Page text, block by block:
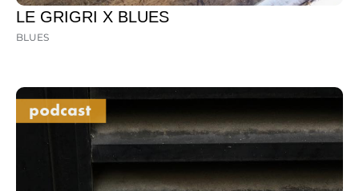
LE GRIGRI X BLUES
BLUES